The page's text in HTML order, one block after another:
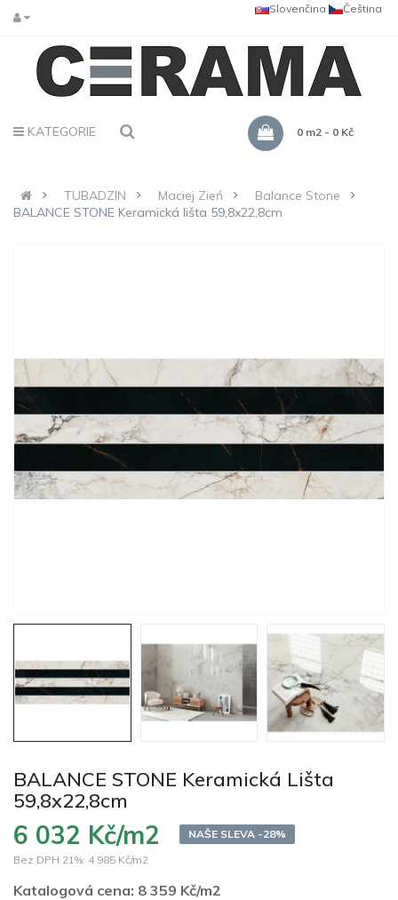
Čeština
Slovenčina
KATEGORIE 0 m2 - 0 Kč
TUBADZIN Maciej Zień
Balance Stone
BALANCE STONE Keramická lišta 59,8x22,8cm
BALANCE STONE Keramická Lišta
59,8x22,8cm
6 032 Kč/m2
NAŠE SLEVA -28%
Bez DPH 21%: 4 985 Kč/m2
Katalogová cena: 8 359 Kč/m2